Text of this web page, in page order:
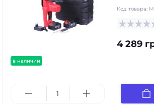
в наличии
Код товара:
4 289